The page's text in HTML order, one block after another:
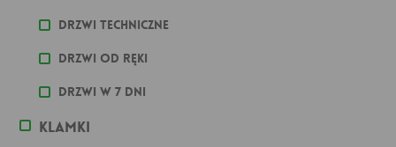
Drzwi techniczne
Drzwi od ręki
Drzwi w 7 dni
Klamki